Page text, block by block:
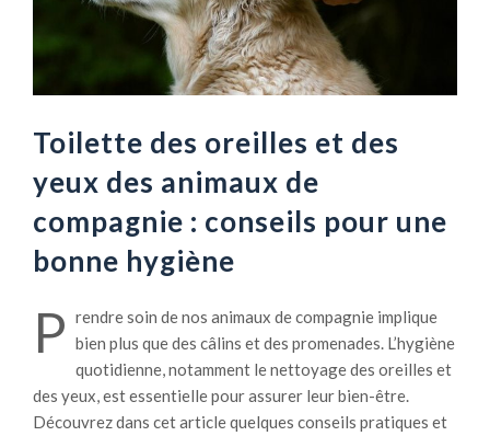
Toilette des oreilles et des
yeux des animaux de
compagnie : conseils pour une
bonne hygiène
P rendre soin de nos animaux de compagnie implique
bien plus que des câlins et des promenades. L’hygiène
quotidienne, notamment le nettoyage des oreilles et
des yeux, est essentielle pour assurer leur bien-être.
Découvrez dans cet article quelques conseils pratiques et